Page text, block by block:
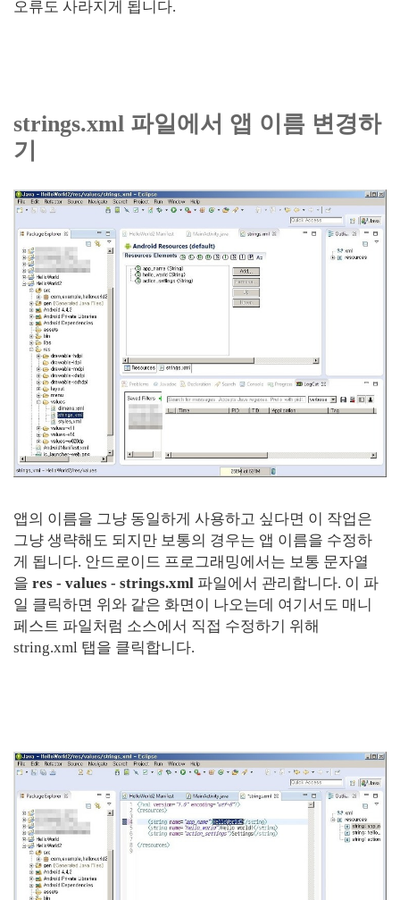
오류도 사라지게 됩니다.
strings.xml 파일에서 앱 이름 변경하
기
앱의 이름을 그냥 동일하게 사용하고 싶다면 이 작업은
그냥 생략해도 되지만 보통의 경우는 앱 이름을 수정하
게 됩니다. 안드로이드 프로그래밍에서는 보통 문자열
을 res - values - strings.xml 파일에서 관리합니다. 이 파
일 클릭하면 위와 같은 화면이 나오는데 여기서도 매니
페스트 파일처럼 소스에서 직접 수정하기 위해
string.xml 탭을 클릭합니다.